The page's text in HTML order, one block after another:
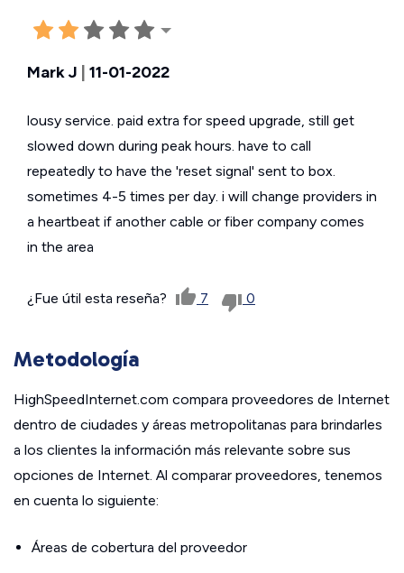
Mark J 11-01-2022
lousy service. paid extra for speed upgrade, still get
slowed down during peak hours. have to call
repeatedly to have the 'reset signal' sent to box.
sometimes 4-5 times per day. i will change providers in
a heartbeat if another cable or fiber company comes
in the area
¿Fue útil esta reseña? 7 0
Metodología
HighSpeedInternet.com compara proveedores de Internet
dentro de ciudades y áreas metropolitanas para brindarles
a los clientes la información más relevante sobre sus
opciones de Internet. Al comparar proveedores, tenemos
en cuenta lo siguiente:
Áreas de cobertura del proveedor